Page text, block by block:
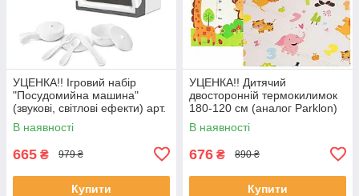
УЦЕНКА!! Ігровий набір
"Посудомийна машина"
(звукові, світлові ефекти) арт.
F 2315
В наявності
665 ₴ 979 ₴
Купити
УЦЕНКА!! Дитячий
двосторонній термокилимок
180-120 см (аналог Parklon)
арт. C-10458
В наявності
676 ₴ 890 ₴
Купити